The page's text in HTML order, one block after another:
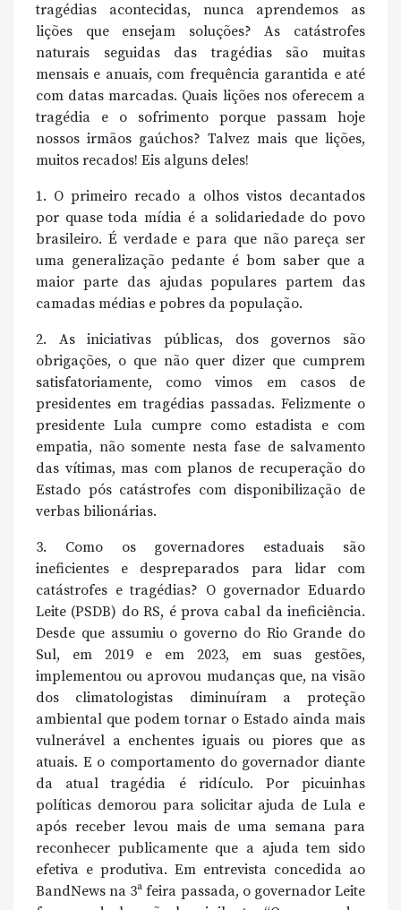
tragédias acontecidas, nunca aprendemos as
lições que ensejam soluções? As catástrofes
naturais seguidas das tragédias são muitas
mensais e anuais, com frequência garantida e até
com datas marcadas. Quais lições nos oferecem a
tragédia e o sofrimento porque passam hoje
nossos irmãos gaúchos? Talvez mais que lições,
muitos recados! Eis alguns deles!
1. O primeiro recado a olhos vistos decantados
por quase toda mídia é a solidariedade do povo
brasileiro. É verdade e para que não pareça ser
uma generalização pedante é bom saber que a
maior parte das ajudas populares partem das
camadas médias e pobres da população.
2. As iniciativas públicas, dos governos são
obrigações, o que não quer dizer que cumprem
satisfatoriamente, como vimos em casos de
presidentes em tragédias passadas. Felizmente o
presidente Lula cumpre como estadista e com
empatia, não somente nesta fase de salvamento
das vítimas, mas com planos de recuperação do
Estado pós catástrofes com disponibilização de
verbas bilionárias.
3. Como os governadores estaduais são
ineficientes e despreparados para lidar com
catástrofes e tragédias? O governador Eduardo
Leite (PSDB) do RS, é prova cabal da ineficiência.
Desde que assumiu o governo do Rio Grande do
Sul, em 2019 e em 2023, em suas gestões,
implementou ou aprovou mudanças que, na visão
dos climatologistas diminuíram a proteção
ambiental que podem tornar o Estado ainda mais
vulnerável a enchentes iguais ou piores que as
atuais. E o comportamento do governador diante
da atual tragédia é ridículo. Por picuinhas
políticas demorou para solicitar ajuda de Lula e
após receber levou mais de uma semana para
reconhecer publicamente que a ajuda tem sido
efetiva e produtiva. Em entrevista concedida ao
BandNews na 3ª feira passada, o governador Leite